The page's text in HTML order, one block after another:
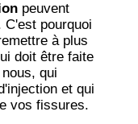
peuvent
pourquoi
à plus
doit être faite
qui
et qui
vos fissures.